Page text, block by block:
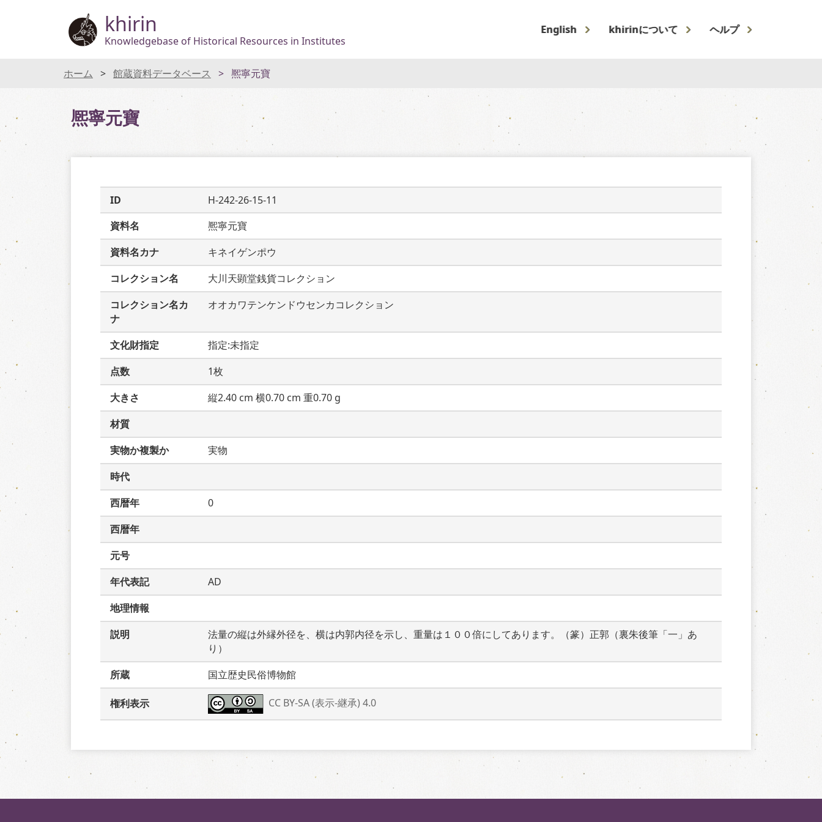
khirin
Knowledgebase of Historical Resources in Institutes
English khirinについて ヘルプ
ホーム 館蔵資料データベース 熈寧元寶
熈寧元寶
ID
H-242-26-15-11
資料名
熈寧元寶
資料名カナ
キネイゲンポウ
コレクション名
大川天顕堂銭貨コレクション
コレクション名カ
ナ
オオカワテンケンドウセンカコレクション
文化財指定
指定:未指定
点数
1枚
大きさ
縦2.40 cm 横0.70 cm 重0.70 g
材質
実物か複製か
実物
時代
西暦年
0
西暦年
元号
年代表記
AD
地理情報
説明
法量の縦は外縁外径を、横は内郭内径を示し、重量は１００倍にしてあります。（篆）正郭（裏朱後筆「一」あ
り）
所蔵
国立歴史民俗博物館
権利表示 CC BY-SA (表示-継承) 4.0